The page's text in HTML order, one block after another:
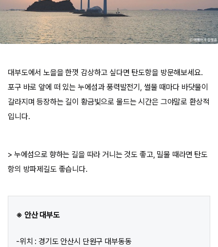
대부도에서 노을을 한껏 감상하고 싶다면 탄도항을 방문해보세요.
포구 바로 앞에 떠 있는 누에섬과 풍력발전기, 썰물 때마다 바닷물이
갈라지며 등장하는 길이 황금빛으로 물드는 시간은 그야말로 환상적
입니다.
> 누에섬으로 향하는 길을 따라 거니는 것도 좋고, 밀물 때라면 탄도
항의 방파제길도 좋습니다.
※ 안산 대부도
-위치 : 경기도 안산시 단원구 대부동동